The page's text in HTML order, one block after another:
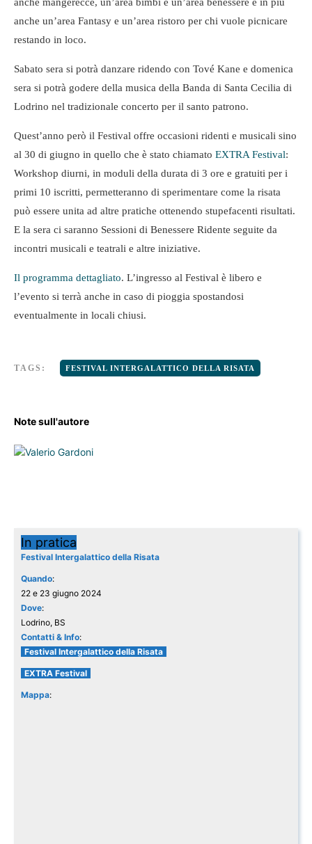
anche un’area Fantasy e un’area ristoro per chi vuole picnicare
restando in loco.
Sabato sera si potrà danzare ridendo con Tové Kane e domenica
sera si potrà godere della musica della Banda di Santa Cecilia di
Lodrino nel tradizionale concerto per il santo patrono.
Quest’anno però il Festival offre occasioni ridenti e musicali sino
al 30 di giugno in quello che è stato chiamato EXTRA Festival:
Workshop diurni, in moduli della durata di 3 ore e gratuiti per i
primi 10 iscritti, permetteranno di sperimentare come la risata
può essere unita ad altre pratiche ottenendo stupefacenti risultati.
E la sera ci saranno Sessioni di Benessere Ridente seguite da
incontri musicali e teatrali e altre iniziative.
Il programma dettagliato. L’ingresso al Festival è libero e
l’evento si terrà anche in caso di pioggia spostandosi
eventualmente in locali chiusi.
TAGS: FESTIVAL INTERGALATTICO DELLA RISATA
Note sull'autore
In pratica
Festival Intergalattico della Risata
Quando:
22 e 23 giugno 2024
Dove:
Lodrino, BS
Contatti & Info:
Festival Intergalattico della Risata
EXTRA Festival
Mappa: